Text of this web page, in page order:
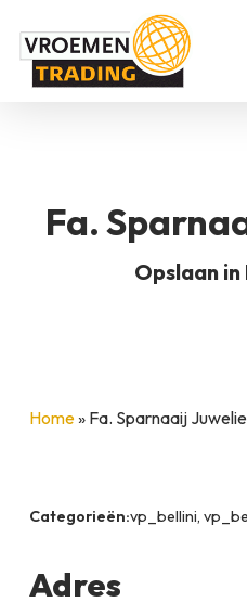
Bestelling
Fa.
Opslaan
Home» Fa. Sparnaaij
Categorieën:vp_bellini,
Adres